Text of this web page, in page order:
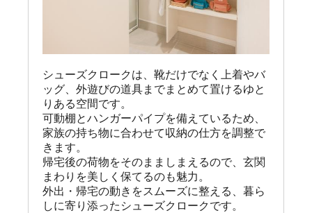
シューズクロークは、靴だけでなく上着やバ
ッグ、外遊びの道具までまとめて置けるゆと
りある空間です。
可動棚とハンガーパイプを備えているため、
家族の持ち物に合わせて収納の仕方を調整で
きます。
帰宅後の荷物をそのまましまえるので、玄関
まわりを美しく保てるのも魅力。
外出・帰宅の動きをスムーズに整える、暮ら
しに寄り添ったシューズクロークです。